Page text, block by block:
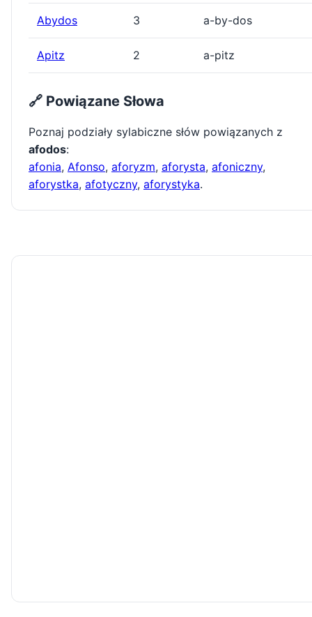
Abydos 3 a-by-dos
Apitz 2 a-pitz
🔗 Powiązane Słowa
Poznaj podziały sylabiczne słów powiązanych z
afodos:
afonia, Afonso, aforyzm, aforysta, afoniczny,
aforystka, afotyczny, aforystyka.